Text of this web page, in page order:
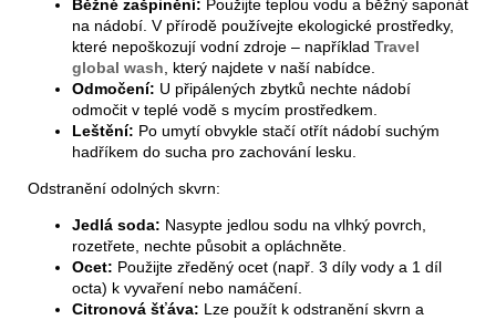
Běžné zašpinění: Použijte teplou vodu a běžný saponát
na nádobí. V přírodě používejte ekologické prostředky,
které nepoškozují vodní zdroje – například Travel
global wash , který najdete v naší nabídce.
Odmočení: U připálených zbytků nechte nádobí
odmočit v teplé vodě s mycím prostředkem.
Leštění: Po umytí obvykle stačí otřít nádobí suchým
hadříkem do sucha pro zachování lesku.
Odstranění odolných skvrn:
Jedlá soda: Nasypte jedlou sodu na vlhký povrch,
rozetřete, nechte působit a opláchněte.
Ocet: Použijte zředěný ocet (např. 3 díly vody a 1 díl
octa) k vyvaření nebo namáčení.
Citronová šťáva: Lze použít k odstranění skvrn a